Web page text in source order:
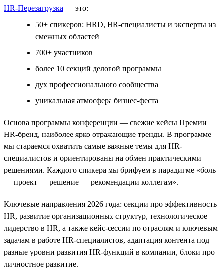
HR-Перезагрузка — это:
50+ спикеров: HRD, HR-специалисты и эксперты из
смежных областей
700+ участников
более 10 секций деловой программы
дух профессионального сообщества
уникальная атмосфера бизнес-феста
Основа программы конференции — свежие кейсы Премии
HR-бренд, наиболее ярко отражающие тренды. В программе
мы стараемся охватить самые важные темы для HR-
специалистов и ориентированы на обмен практическими
решениями. Каждого спикера мы брифуем в парадигме «боль
— проект — решение — рекомендации коллегам».
Ключевые направления 2026 года: секции про эффективность
HR, развитие организационных структур, технологическое
лидерство в HR, а также кейс-сессии по отраслям и ключевым
задачам в работе HR-специалистов, адаптация контента под
разные уровни развития HR-функций в компании, блоки про
личностное развитие.